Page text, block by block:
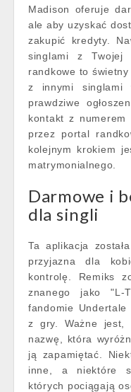
Madison oferuje
ale aby uzyskać
zakupić kredyty.
singlami z Twojej
randkowe to
z innymi singlami
prawdziwe
kontakt z numerem
przez portal
kolejnym krokiem
matrymonialnego.
Darmowe i
dla singli
Ta aplikacja
przyjazna dla
kontrolę. Remiks
znanego jako "L-
fandomie
z gry. Ważne jest,
nazwę, która
ją zapamiętać.
inne, a niektóre
których pociągają